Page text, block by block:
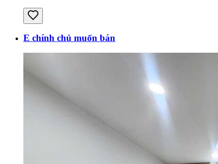
E chính chủ muốn bán